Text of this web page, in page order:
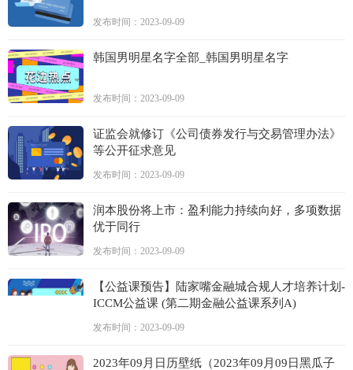
发布时间：2023-09-09
韩国男明星名字全部_韩国男明星名字
发布时间：2023-09-09
证监会就修订《公司债券发行与交易管理办法》
等公开征求意见
发布时间：2023-09-09
润本股份将上市：盈利能力持续向好，多项数据
优于同行
发布时间：2023-09-09
【公益课预告】陆家嘴金融城合规人才培养计划-
ICCM公益课 (第二期金融公益课系列A)
发布时间：2023-09-09
2023年09月日历壁纸（2023年09月09日黑瓜子